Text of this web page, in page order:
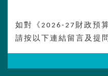
如對《2026-27財政預
請按以下連結留言及提